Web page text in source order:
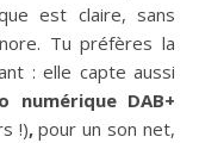
est claire, sans
Tu préfères la
: elle capte aussi
numérique DAB+
!),pour un son net,